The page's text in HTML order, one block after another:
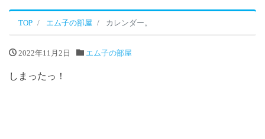
TOP エム子の部屋 カレンダー。
2022年11月2日 エム子の部屋
しまったっ！